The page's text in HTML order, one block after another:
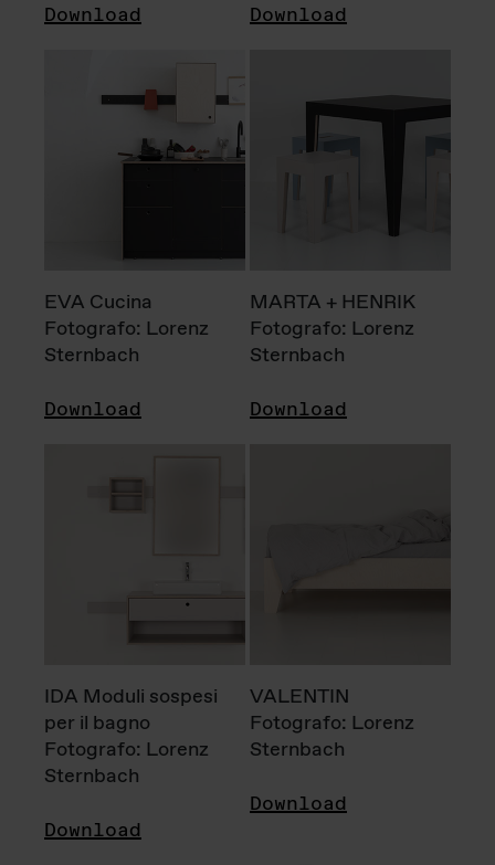
Download Download
EVA Cucina
Fotografo: Lorenz
Sternbach
Download
MARTA + HENRIK
Fotografo: Lorenz
Sternbach
Download
IDA Moduli sospesi
per il bagno
Fotografo: Lorenz
Sternbach
Download
VALENTIN
Fotografo: Lorenz
Sternbach
Download